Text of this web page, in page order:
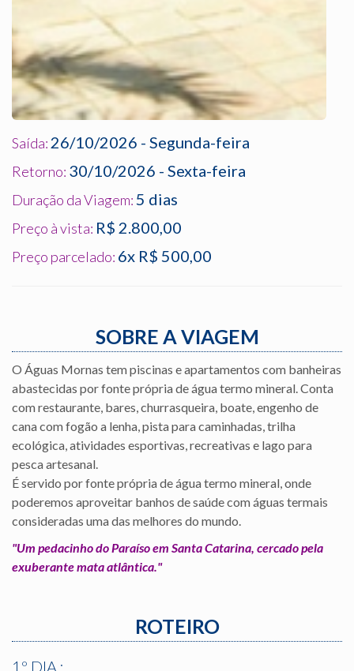
Saída: 26/10/2026 - Segunda-feira
Retorno: 30/10/2026 - Sexta-feira
Duração da Viagem:5 dias
Preço à vista: R$ 2.800,00
Preço parcelado: 6x R$ 500,00
SOBRE A VIAGEM
O Águas Mornas tem piscinas e apartamentos com banheiras
abastecidas por fonte própria de água termo mineral. Conta
com restaurante, bares, churrasqueira, boate, engenho de
cana com fogão a lenha, pista para caminhadas, trilha
ecológica, atividades esportivas, recreativas e lago para
pesca artesanal.
É servido por fonte própria de água termo mineral, onde
poderemos aproveitar banhos de saúde com águas termais
consideradas uma das melhores do mundo.
"Um pedacinho do Paraíso em Santa Catarina, cercado pela
exuberante mata atlântica."
ROTEIRO
1º DIA :